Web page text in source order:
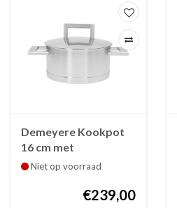
Demeyere Kookpot
16 cm met
dubbelwandig deksel
Niet op voorraad
€239,00